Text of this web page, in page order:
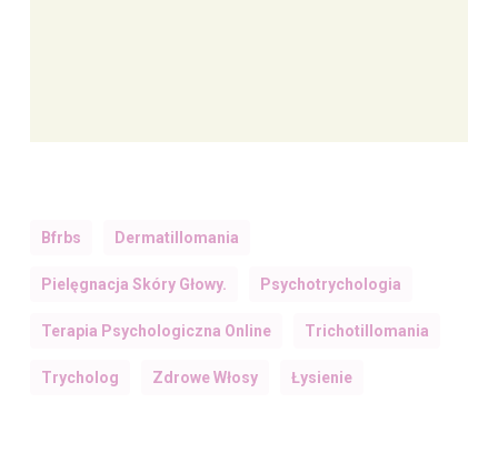
Bfrbs Dermatillomania
Pielęgnacja Skóry Głowy. Psychotrychologia
Terapia Psychologiczna Online Trichotillomania
Trycholog Zdrowe Włosy Łysienie